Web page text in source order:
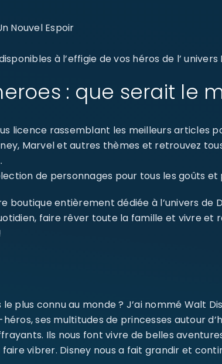
Identifiant ou e-mail*
Nouvel Espoir
à l’effigie de vos héros de l’ univers
: que serait le
licence rassemblant les meilleurs articles
Marvel et autres thèmes et retrouvez
de personnages pour tous les goûts
boutique entièrement dédiée à l’univers de
faire rêver toute la famille et vivre et
plus connu au monde ? J’ai nommé Walt
ses multitudes de princesses autour
Ils nous font vivre de belles
vibrer. Disney nous a fait grandir et